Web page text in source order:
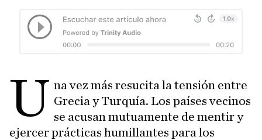
U na vez más resucita la tensión entre
Grecia y Turquía. Los países vecinos
se acusan mutuamente de mentir y
ejercer prácticas humillantes para los